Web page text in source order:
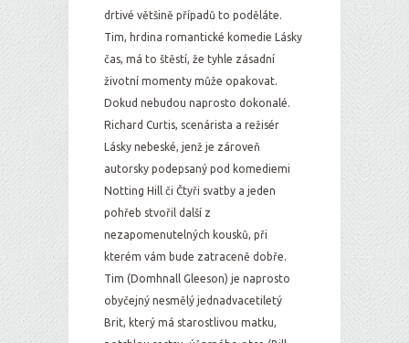
drtivé většině případů to poděláte.
Tim, hrdina romantické komedie Lásky
čas, má to štěstí, že tyhle zásadní
životní momenty může opakovat.
Dokud nebudou naprosto dokonalé.
Richard Curtis, scenárista a režisér
Lásky nebeské, jenž je zároveň
autorsky podepsaný pod komediemi
Notting Hill či Čtyři svatby a jeden
pohřeb stvořil další z
nezapomenutelných kousků, při
kterém vám bude zatraceně dobře.
Tim (Domhnall Gleeson) je naprosto
obyčejný nesmělý jednadvacetiletý
Brit, který má starostlivou matku,